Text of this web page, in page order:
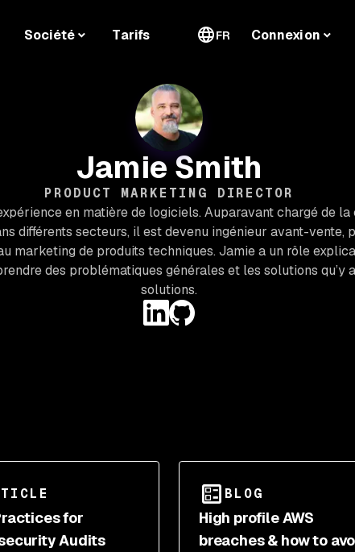
Société Tarifs FR Connexion
Jamie Smith
PRODUCT MARKETING DIRECTOR
en matière de logiciels. Auparavant chargé de
différents secteurs, il est devenu ingénieur avant-vente,
marketing de produits techniques. Jamie a un rôle
des problématiques générales et les solutions qu’y
solutions.
for
Audits
BLOG
High profile AWS
breaches & how to